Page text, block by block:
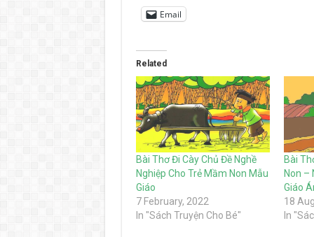
Email
Related
Bài Thơ Đi Cày Chủ Đề Nghề
Nghiệp Cho Trẻ Mầm Non Mẫu
Giáo
7 February, 2022
In "Sách Truyện Cho Bé"
Bài
Non –
Giáo
18
In